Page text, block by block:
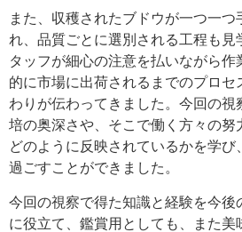
また、収穫されたブドウが一つ一つ
れ、品質ごとに選別される工程も見
タッフが細心の注意を払いながら作
的に市場に出荷されるまでのプロセ
わりが伝わってきました。今回の視
培の奥深さや、そこで働く方々の努
どのように反映されているかを学び
過ごすことができました。
今回の視察で得た知識と経験を今後
に役立て、鑑賞用としても、また美